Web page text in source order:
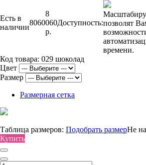
Есть в
наличии
8060
8
060
р.
Доступность:позволят
времени.
Код товара: 029 шоколад
Цвет
Размер
Размерная сетка
Таблица размеров: Подобрать размерНе
Купить